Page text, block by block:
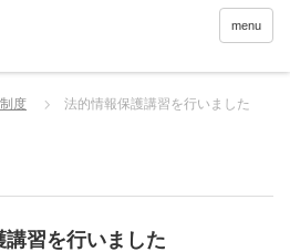
menu
度 法的情報保護講習を行いました
習を行いました